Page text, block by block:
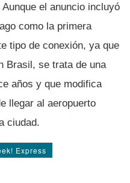
el anuncio incluyó
como la primera
tipo de conexión, ya que
Brasil, se trata de una
años y que modifica
llegar al aeropuerto
ciudad.
Express